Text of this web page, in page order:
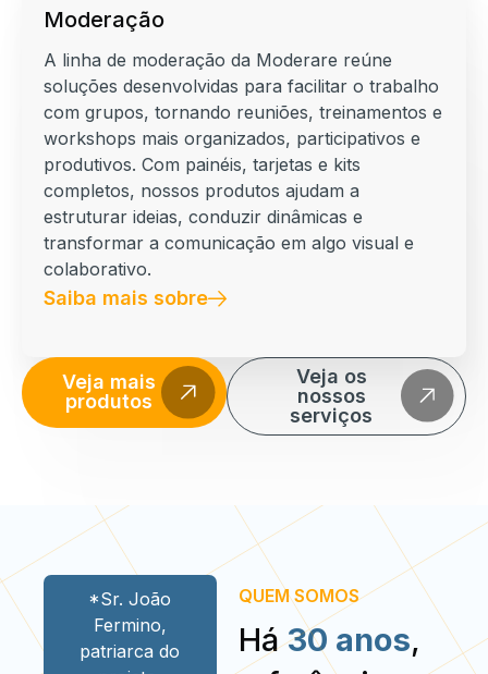
Moderação
A linha de moderação da Moderare reúne
soluções desenvolvidas para facilitar o trabalho
com grupos, tornando reuniões, treinamentos e
workshops mais organizados, participativos e
produtivos. Com painéis, tarjetas e kits
completos, nossos produtos ajudam a
estruturar ideias, conduzir dinâmicas e
transformar a comunicação em algo visual e
colaborativo.
Saiba mais sobre
Veja mais
produtos
Veja os
nossos
serviços
*Sr. João
Fermino,
patriarca do
QUEM SOMOS
Há30 anos,